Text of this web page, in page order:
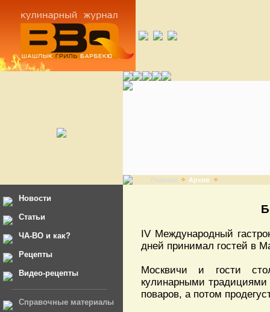
Главная Архив
Новости
Статьи
ЧА-ВО и как?
Рецепты
Видео-рецепты
Справочные материалы
IV Международный
дней принимал гостей в
Москвичи и гости
кулинарными
поваров, а потом